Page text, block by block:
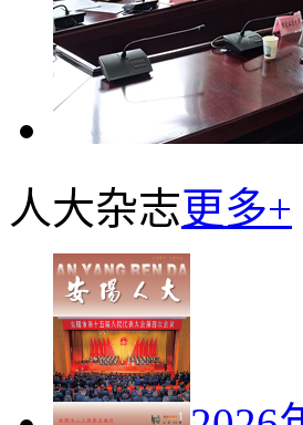
人大杂志更多+